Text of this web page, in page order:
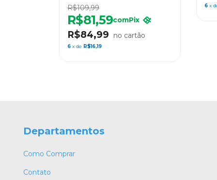
R$109,99
R$84,99
R$81,59comPix
6 x de R$16,19
6 x
Departamentos
Como Comprar
Contato